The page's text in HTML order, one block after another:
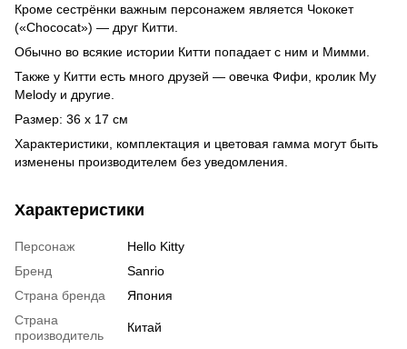
Кроме сестрёнки важным персонажем является Чококет
(«Chococat») — друг Китти.
Обычно во всякие истории Китти попадает с ним и Мимми.
Также у Китти есть много друзей — овечка Фифи, кролик My
Melody и другие.
Размер: 36 х 17 см
Характеристики, комплектация и цветовая гамма могут быть
изменены производителем без уведомления.
Характеристики
Персонаж
Hello Kitty
Бренд
Sanrio
Страна бренда
Япония
Страна
производитель
Китай